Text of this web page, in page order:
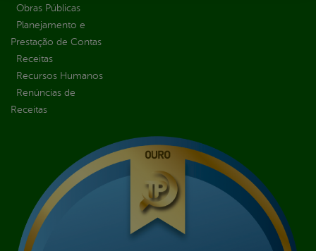
Obras Públicas
Planejamento e
Prestação de Contas
Receitas
Recursos Humanos
Renúncias de
Receitas